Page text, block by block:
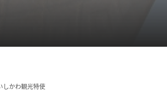
しかわ観光特使